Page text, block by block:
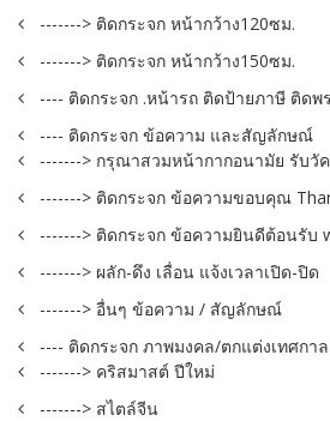
-------> ติดกระจก หน้ากว้าง120ซม.
-------> ติดกระจก หน้ากว้าง150ซม.
---- ติดกระจก .หน้ารถ ติดป้ายภาษี ติดพ
---- ติดกระจก ข้อความ และสัญลักษณ์
-------> กรุณาสวมหน้ากากอนามัย รับวั
-------> ติดกระจก ข้อความขอบคุณ
-------> ติดกระจก ข้อความยินดีต้อนรับ
-------> ผลัก-ดึง เลื่อน แจ้งเวลาเปิด-ปิด
-------> อื่นๆ ข้อความ / สัญลักษณ์
---- ติดกระจก ภาพมงคล/ตกแต่งเทศกาล
-------> คริสมาสต์ ปีใหม่
-------> สไตล์จีน